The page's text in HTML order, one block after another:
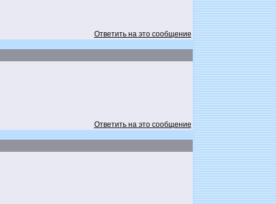
Ответить на это сообщение
Ответить на это сообщение